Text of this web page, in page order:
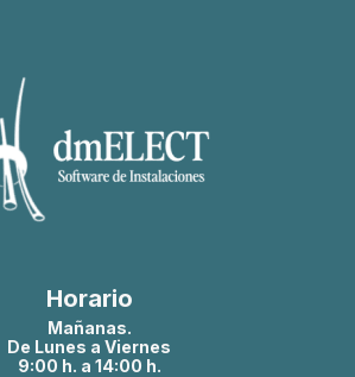
Horario
Mañanas.
De Lunes a Viernes
9:00 h. a 14:00 h.